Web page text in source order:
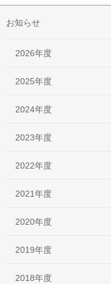
お知らせ
2026年度
2025年度
2024年度
2023年度
2022年度
2021年度
2020年度
2019年度
2018年度